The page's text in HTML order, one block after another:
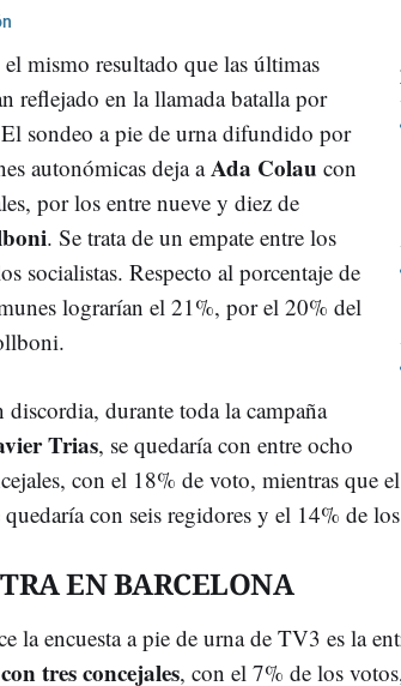
el mismo resultado que las últimas
reflejado en la llamada batalla por
sondeo a pie de urna difundido por
autonómicas deja aAda Colau con
por los entre nueve y diez de
. Se trata de un empate entre los
socialistas. Respecto al porcentaje de
lograrían el 21%, por el 20% del
discordia, durante toda la campaña
Trias, se quedaría con entre ocho
con el 18% de voto, mientras que
con seis regidores y el 14% de
EN BARCELONA
la encuesta a pie de urna de TV3 es la
con tres concejales, con el 7% de los